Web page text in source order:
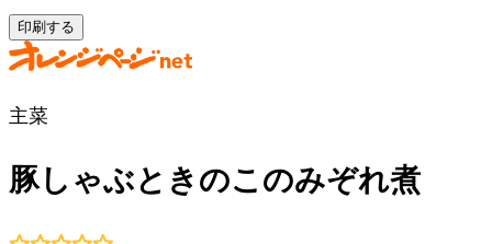
印刷する
主菜
豚しゃぶときのこのみぞれ煮